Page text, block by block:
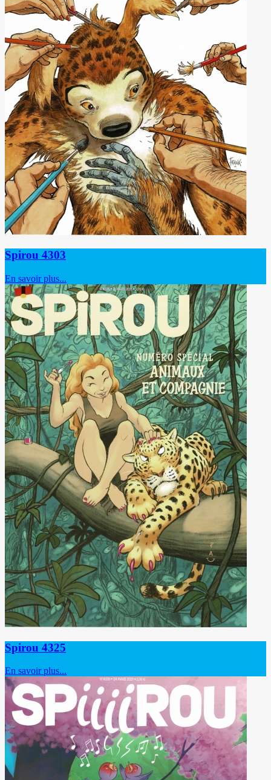
Spirou 4303
En savoir plus...
Spirou 4325
En savoir plus...